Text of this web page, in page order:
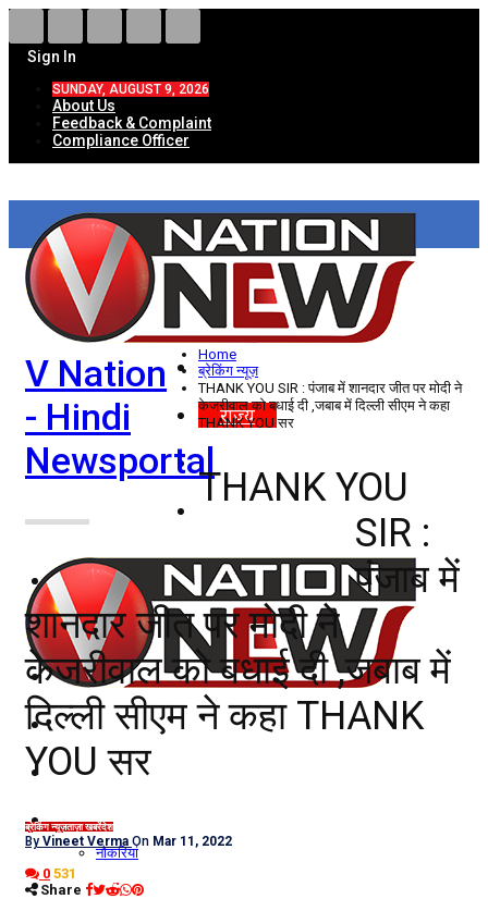
Sign In
SUNDAY, AUGUST 9, 2026
About Us
Feedback & Complaint
Compliance Officer
V Nation
- Hindi
Newsportal
HOME
ताज़ा खबरें
देश
विदेश
राज्य
दिल्ली/NCR
राजनीति
कारोबार
खेल
मनोरंजन
शिक्षा
नौकरियां
जीवन शैली
Home
ब्रेकिंग न्यूज़
THANK YOU SIR : पंजाब में शानदार जीत पर मोदी ने
केजरीवाल को बधाई दी ,जबाब में दिल्ली सीएम ने कहा
THANK YOU सर
THANK YOU
SIR :
पंजाब में
शानदार जीत पर मोदी ने
केजरीवाल को बधाई दी ,जबाब में
दिल्ली सीएम ने कहा THANK
YOU सर
ब्रेकिंग न्यूज़ताज़ा खबरेंदेश
By Vineet Verma On Mar 11, 2022
0 531
Share